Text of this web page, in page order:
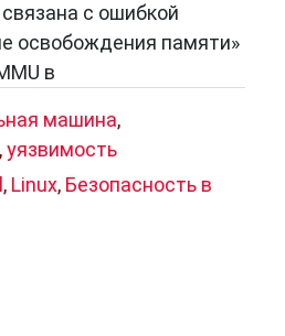
которая
машинами и
к физическим
В KVM гипервизор
Linux.
Emulator) — это эмулятор,
с KVM для эмуляции
между
устройствами.
и набор утилит для
с ошибкой
освобождения памяти»
в
машина,
,уязвимость
, Linux, Безопасность в